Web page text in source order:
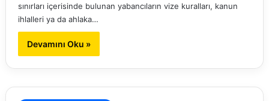
sınırları içerisinde bulunan yabancıların vize kuralları, kanun
ihlalleri ya da ahlaka…
Devamını Oku »